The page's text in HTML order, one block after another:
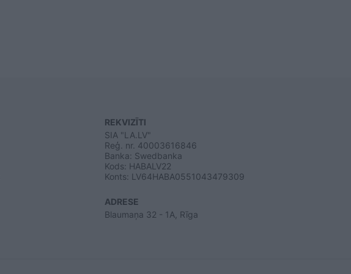
REKVIZĪTI
SIA "LA.LV"
Reģ. nr. 40003616846
Banka: Swedbanka
Kods: HABALV22
Konts: LV64HABA0551043479309
ADRESE
Blaumaņa 32 - 1A, Rīga